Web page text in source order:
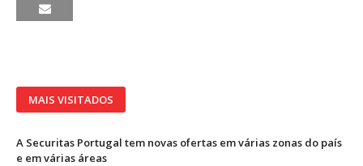
MAIS VISITADOS
A Securitas Portugal tem novas ofertas em várias zonas do país
e em várias áreas